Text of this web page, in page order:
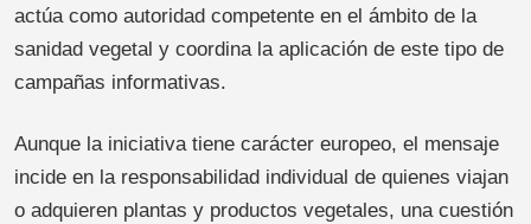
actúa como autoridad competente en el ámbito de la
sanidad vegetal y coordina la aplicación de este tipo de
campañas informativas.
Aunque la iniciativa tiene carácter europeo, el mensaje
incide en la responsabilidad individual de quienes viajan
o adquieren plantas y productos vegetales, una cuestión